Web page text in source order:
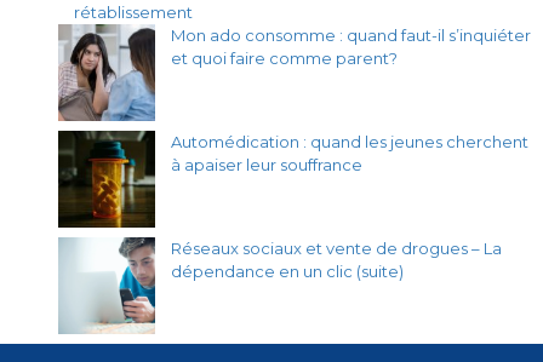
rétablissement
Mon ado consomme : quand faut-il s’inquiéter
et quoi faire comme parent?
Automédication : quand les jeunes cherchent
à apaiser leur souffrance
Réseaux sociaux et vente de drogues – La
dépendance en un clic (suite)